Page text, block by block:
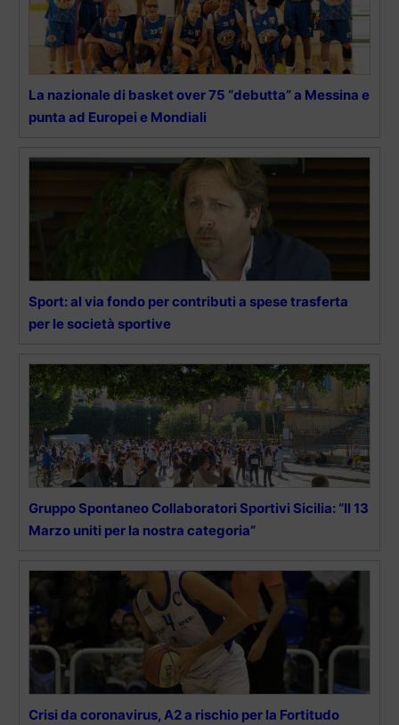
La nazionale di basket over 75 “debutta” a Messina e
punta ad Europei e Mondiali
Sport: al via fondo per contributi a spese trasferta
per le società sportive
Gruppo Spontaneo Collaboratori Sportivi Sicilia: “Il 13
Marzo uniti per la nostra categoria”
Crisi da coronavirus, A2 a rischio per la Fortitudo